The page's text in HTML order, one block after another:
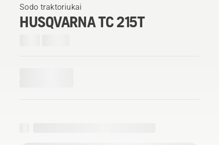
Sodo traktoriukai
HUSQVARNA TC 215T